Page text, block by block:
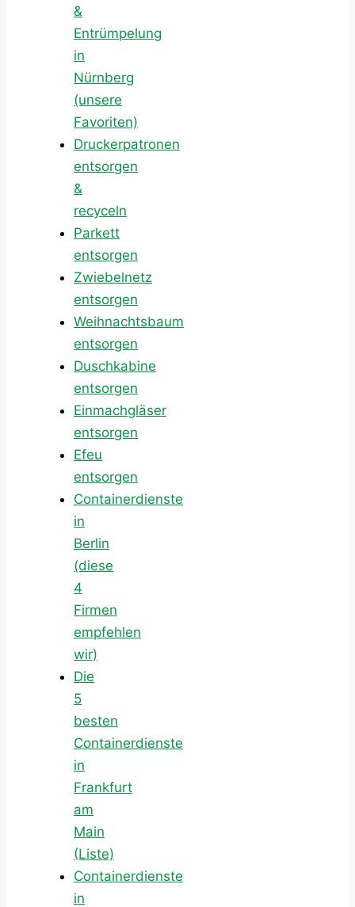
&
Entrümpelung
in
Nürnberg
(unsere
Favoriten)
Druckerpatronen
entsorgen
&
recyceln
Parkett
entsorgen
Zwiebelnetz
entsorgen
Weihnachtsbaum
entsorgen
Duschkabine
entsorgen
Einmachgläser
entsorgen
Efeu
entsorgen
Containerdienste
in
Berlin
(diese
4
Firmen
empfehlen
wir)
Die
5
besten
Containerdienste
in
Frankfurt
am
Main
(Liste)
Containerdienste
in